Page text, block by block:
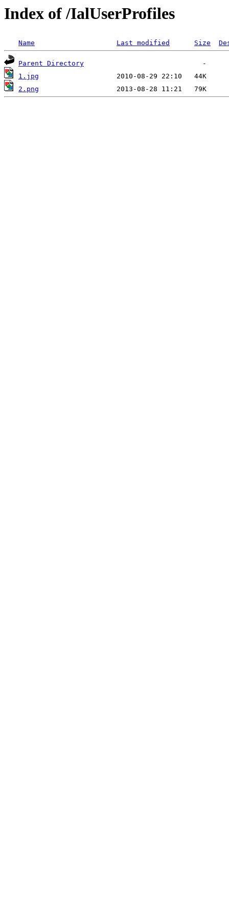
Index of /IalUserProfiles
Name Last modified Size
Parent Directory
1.jpg
2.png